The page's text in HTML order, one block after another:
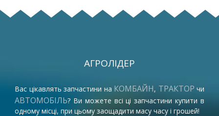
АГРОЛІДЕР
Вас цікавлять запчастини на КОМБАЙН, ТРАКТОР чи
АВТОМОБІЛЬ? Ви можете всі ці запчастини купити в
одному місці, при цьому заощадити масу часу і грошей!